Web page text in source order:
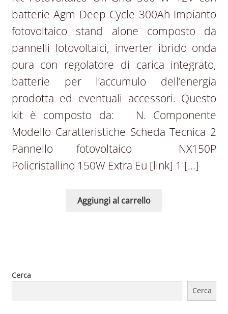
batterie Agm Deep Cycle 300Ah Impianto
fotovoltaico stand alone composto da
pannelli fotovoltaici, inverter ibrido onda
pura con regolatore di carica integrato,
batterie per l’accumulo dell’energia
prodotta ed eventuali accessori. Questo
kit è composto da: N. Componente
Modello Caratteristiche Scheda Tecnica 2
Pannello fotovoltaico NX150P
Policristallino 150W Extra Eu [link] 1 […]
Aggiungi al carrello
Cerca
Cerca